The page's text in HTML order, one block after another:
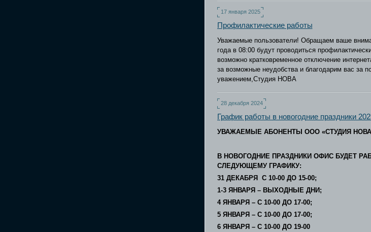
17 января 2025
Профилактические работы
Уважаемые пользователи! Обращаем ваше
года в 08:00 будут проводиться
возможно кратковременное отключение
за возможные неудобства и благодарим вас за
уважением,Студия НОВА
28 декабря 2024
График работы в новогодние праздники
УВАЖАЕМЫЕ АБОНЕНТЫ ООО «СТУДИЯ
В НОВОГОДНИЕ ПРАЗДНИКИ ОФИС БУДЕТ
СЛЕДУЮЩЕМУ ГРАФИКУ:
31 ДЕКАБРЯ С 10-00 ДО 15-00;
1-3 ЯНВАРЯ – ВЫХОДНЫЕ ДНИ;
4 ЯНВАРЯ – С 10-00 ДО 17-00;
5 ЯНВАРЯ – С 10-00 ДО 17-00;
6 ЯНВАРЯ – С 10-00 ДО19-00